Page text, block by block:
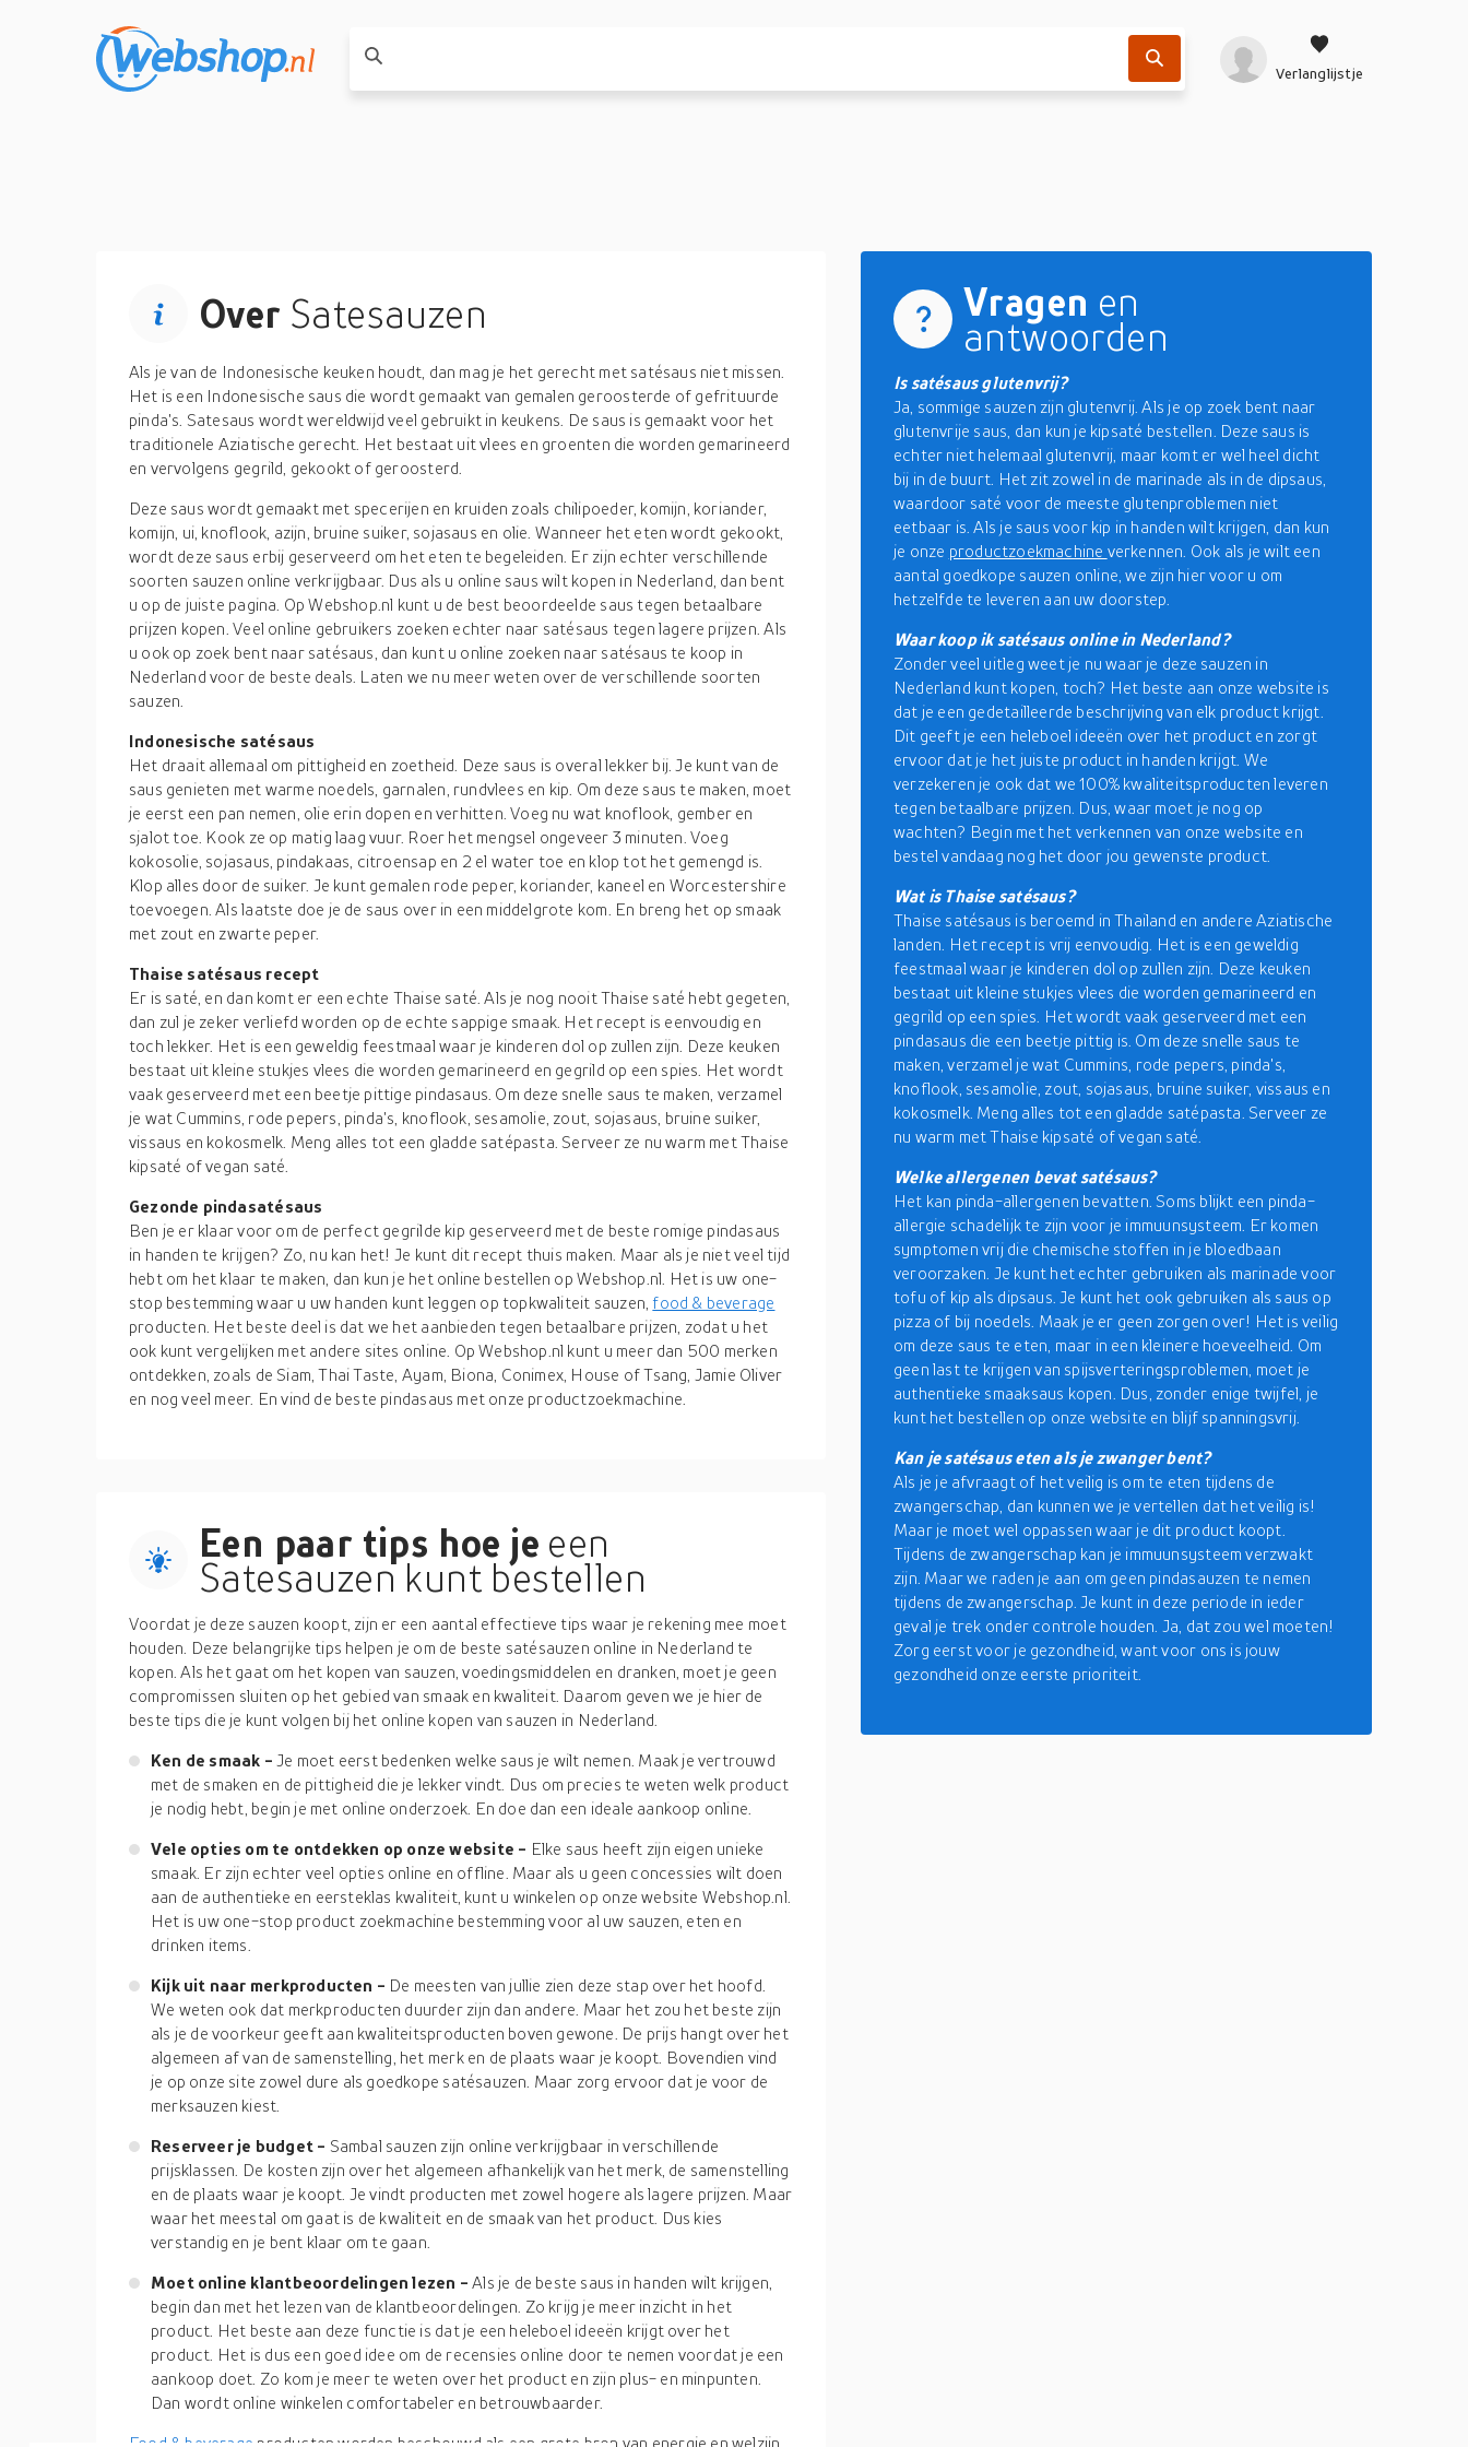
Verlanglijstje
Over Satesauzen
Als je van de Indonesische keuken houdt, dan mag je het gerecht met satésaus niet missen.
Het is een Indonesische saus die wordt gemaakt van gemalen geroosterde of gefrituurde
pinda's. Satesaus wordt wereldwijd veel gebruikt in keukens. De saus is gemaakt voor het
traditionele Aziatische gerecht. Het bestaat uit vlees en groenten die worden gemarineerd
en vervolgens gegrild, gekookt of geroosterd.
Deze saus wordt gemaakt met specerijen en kruiden zoals chilipoeder, komijn, koriander,
komijn, ui, knoflook, azijn, bruine suiker, sojasaus en olie. Wanneer het eten wordt gekookt,
wordt deze saus erbij geserveerd om het eten te begeleiden. Er zijn echter verschillende
soorten sauzen online verkrijgbaar. Dus als u online saus wilt kopen in Nederland, dan bent
u op de juiste pagina. Op Webshop.nl kunt u de best beoordeelde saus tegen betaalbare
prijzen kopen. Veel online gebruikers zoeken echter naar satésaus tegen lagere prijzen. Als
u ook op zoek bent naar satésaus, dan kunt u online zoeken naar satésaus te koop in
Nederland voor de beste deals. Laten we nu meer weten over de verschillende soorten
sauzen.
Indonesische satésaus
Het draait allemaal om pittigheid en zoetheid. Deze saus is overal lekker bij. Je kunt van de
saus genieten met warme noedels, garnalen, rundvlees en kip. Om deze saus te maken, moet
je eerst een pan nemen, olie erin dopen en verhitten. Voeg nu wat knoflook, gember en
sjalot toe. Kook ze op matig laag vuur. Roer het mengsel ongeveer 3 minuten. Voeg
kokosolie, sojasaus, pindakaas, citroensap en 2 el water toe en klop tot het gemengd is.
Klop alles door de suiker. Je kunt gemalen rode peper, koriander, kaneel en Worcestershire
toevoegen. Als laatste doe je de saus over in een middelgrote kom. En breng het op smaak
met zout en zwarte peper.
Thaise satésaus recept
Er is saté, en dan komt er een echte Thaise saté. Als je nog nooit Thaise saté hebt gegeten,
dan zul je zeker verliefd worden op de echte sappige smaak. Het recept is eenvoudig en
toch lekker. Het is een geweldig feestmaal waar je kinderen dol op zullen zijn. Deze keuken
bestaat uit kleine stukjes vlees die worden gemarineerd en gegrild op een spies. Het wordt
vaak geserveerd met een beetje pittige pindasaus. Om deze snelle saus te maken, verzamel
je wat Cummins, rode pepers, pinda's, knoflook, sesamolie, zout, sojasaus, bruine suiker,
vissaus en kokosmelk. Meng alles tot een gladde satépasta. Serveer ze nu warm met Thaise
kipsaté of vegan saté.
Gezonde pindasatésaus
Ben je er klaar voor om de perfect gegrilde kip geserveerd met de beste romige pindasaus
in handen te krijgen? Zo, nu kan het! Je kunt dit recept thuis maken. Maar als je niet veel tijd
hebt om het klaar te maken, dan kun je het online bestellen op Webshop.nl. Het is uw one-
stop bestemming waar u uw handen kunt leggen op topkwaliteit sauzen,food & beverage
producten. Het beste deel is dat we het aanbieden tegen betaalbare prijzen, zodat u het
ook kunt vergelijken met andere sites online. Op Webshop.nl kunt u meer dan 500 merken
ontdekken, zoals de Siam, Thai Taste, Ayam, Biona, Conimex, House of Tsang, Jamie Oliver
en nog veel meer. En vind de beste pindasaus met onze productzoekmachine.
Een paar tips hoe je een
Satesauzen kunt bestellen
Voordat je deze sauzen koopt, zijn er een aantal effectieve tips waar je rekening mee moet
houden. Deze belangrijke tips helpen je om de beste satésauzen online in Nederland te
kopen. Als het gaat om het kopen van sauzen, voedingsmiddelen en dranken, moet je geen
compromissen sluiten op het gebied van smaak en kwaliteit. Daarom geven we je hier de
beste tips die je kunt volgen bij het online kopen van sauzen in Nederland.
Ken de smaak - Je moet eerst bedenken welke saus je wilt nemen. Maak je vertrouwd
met de smaken en de pittigheid die je lekker vindt. Dus om precies te weten welk product
je nodig hebt, begin je met online onderzoek. En doe dan een ideale aankoop online.
Vele opties om te ontdekken op onze website - Elke saus heeft zijn eigen unieke
smaak. Er zijn echter veel opties online en offline. Maar als u geen concessies wilt doen
aan de authentieke en eersteklas kwaliteit, kunt u winkelen op onze website Webshop.nl.
Het is uw one-stop product zoekmachine bestemming voor al uw sauzen, eten en
drinken items.
Kijk uit naar merkproducten - De meesten van jullie zien deze stap over het hoofd.
We weten ook dat merkproducten duurder zijn dan andere. Maar het zou het beste zijn
als je de voorkeur geeft aan kwaliteitsproducten boven gewone. De prijs hangt over het
algemeen af van de samenstelling, het merk en de plaats waar je koopt. Bovendien vind
je op onze site zowel dure als goedkope satésauzen. Maar zorg ervoor dat je voor de
merksauzen kiest.
Reserveer je budget - Sambal sauzen zijn online verkrijgbaar in verschillende
prijsklassen. De kosten zijn over het algemeen afhankelijk van het merk, de samenstelling
en de plaats waar je koopt. Je vindt producten met zowel hogere als lagere prijzen. Maar
waar het meestal om gaat is de kwaliteit en de smaak van het product. Dus kies
verstandig en je bent klaar om te gaan.
Moet online klantbeoordelingen lezen -Als je de beste saus in handen wilt krijgen,
begin dan met het lezen van de klantbeoordelingen. Zo krijg je meer inzicht in het
product. Het beste aan deze functie is dat je een heleboel ideeën krijgt over het
product. Het is dus een goed idee om de recensies online door te nemen voordat je een
aankoop doet. Zo kom je meer te weten over het product en zijn plus- en minpunten.
Dan wordt online winkelen comfortabeler en betrouwbaarder.
Food & beverage producten worden beschouwd als een grote bron van energie en welzijn
Vragen en
antwoorden
Is satésaus glutenvrij?
Ja, sommige sauzen zijn glutenvrij. Als je op zoek bent naar
glutenvrije saus, dan kun je kipsaté bestellen. Deze saus is
echter niet helemaal glutenvrij, maar komt er wel heel dicht
bij in de buurt. Het zit zowel in de marinade als in de dipsaus,
waardoor saté voor de meeste glutenproblemen niet
eetbaar is. Als je saus voor kip in handen wilt krijgen, dan kun
je onze productzoekmachine verkennen. Ook als je wilt een
aantal goedkope sauzen online, we zijn hier voor u om
hetzelfde te leveren aan uw doorstep.
Waar koop ik satésaus online in Nederland?
Zonder veel uitleg weet je nu waar je deze sauzen in
Nederland kunt kopen, toch? Het beste aan onze website is
dat je een gedetailleerde beschrijving van elk product krijgt.
Dit geeft je een heleboel ideeën over het product en zorgt
ervoor dat je het juiste product in handen krijgt. We
verzekeren je ook dat we 100% kwaliteitsproducten leveren
tegen betaalbare prijzen. Dus, waar moet je nog op
wachten? Begin met het verkennen van onze website en
bestel vandaag nog het door jou gewenste product.
Wat is Thaise satésaus?
Thaise satésaus is beroemd in Thailand en andere Aziatische
landen. Het recept is vrij eenvoudig. Het is een geweldig
feestmaal waar je kinderen dol op zullen zijn. Deze keuken
bestaat uit kleine stukjes vlees die worden gemarineerd en
gegrild op een spies. Het wordt vaak geserveerd met een
pindasaus die een beetje pittig is. Om deze snelle saus te
maken, verzamel je wat Cummins, rode pepers, pinda's,
knoflook, sesamolie, zout, sojasaus, bruine suiker, vissaus en
kokosmelk. Meng alles tot een gladde satépasta. Serveer ze
nu warm met Thaise kipsaté of vegan saté.
Welke allergenen bevat satésaus?
Het kan pinda-allergenen bevatten. Soms blijkt een pinda-
allergie schadelijk te zijn voor je immuunsysteem. Er komen
symptomen vrij die chemische stoffen in je bloedbaan
veroorzaken. Je kunt het echter gebruiken als marinade voor
tofu of kip als dipsaus. Je kunt het ook gebruiken als saus op
pizza of bij noedels. Maak je er geen zorgen over! Het is veilig
om deze saus te eten, maar in een kleinere hoeveelheid. Om
geen last te krijgen van spijsverteringsproblemen, moet je
authentieke smaaksaus kopen. Dus, zonder enige twijfel, je
kunt het bestellen op onze website en blijf spanningsvrij.
Kan je satésaus eten als je zwanger bent?
Als je je afvraagt of het veilig is om te eten tijdens de
zwangerschap, dan kunnen we je vertellen dat het veilig is!
Maar je moet wel oppassen waar je dit product koopt.
Tijdens de zwangerschap kan je immuunsysteem verzwakt
zijn. Maar we raden je aan om geen pindasauzen te nemen
tijdens de zwangerschap. Je kunt in deze periode in ieder
geval je trek onder controle houden. Ja, dat zou wel moeten!
Zorg eerst voor je gezondheid, want voor ons is jouw
gezondheid onze eerste prioriteit.